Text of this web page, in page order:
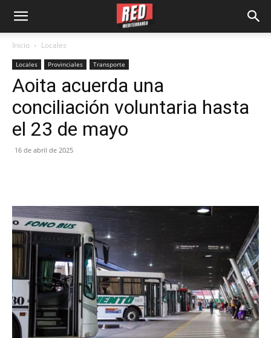
Inicio Locales
Locales Provinciales Transporte
Aoita acuerda una
conciliación voluntaria hasta
el 23 de mayo
16 de abril de 2025